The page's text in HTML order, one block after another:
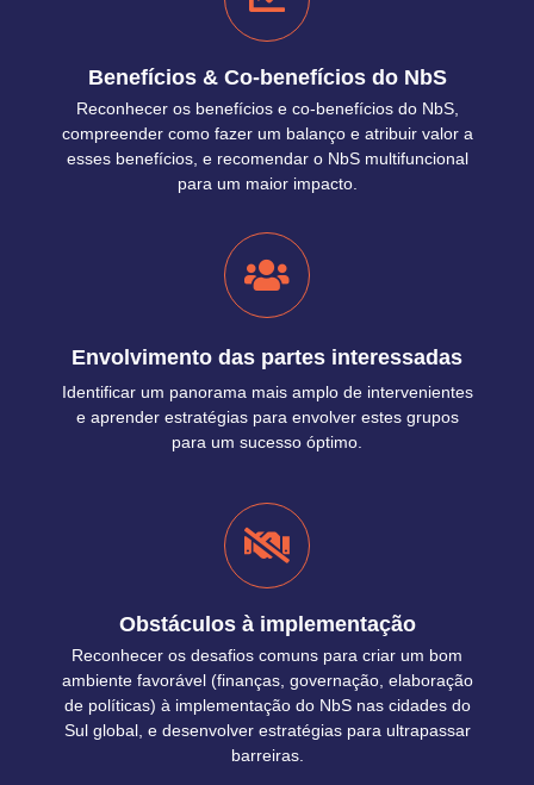
Benefícios & Co-benefícios do NbS
Reconhecer os benefícios e co-benefícios do NbS,
compreender como fazer um balanço e atribuir valor a
esses benefícios, e recomendar o NbS multifuncional
para um maior impacto.
Envolvimento das partes interessadas
Identificar um panorama mais amplo de intervenientes
e aprender estratégias para envolver estes grupos
para um sucesso óptimo.
Obstáculos à implementação
Reconhecer os desafios comuns para criar um bom
ambiente favorável (finanças, governação, elaboração
de políticas) à implementação do NbS nas cidades do
Sul global, e desenvolver estratégias para ultrapassar
barreiras.